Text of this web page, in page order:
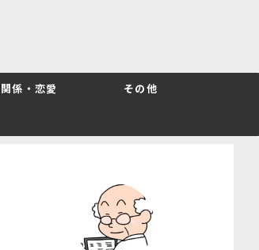
係・恋愛 その他